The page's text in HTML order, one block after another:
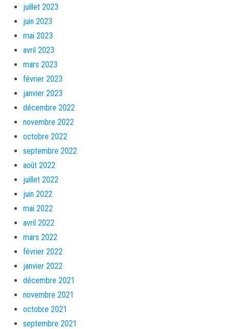
juillet 2023
juin 2023
mai 2023
avril 2023
mars 2023
février 2023
janvier 2023
décembre 2022
novembre 2022
octobre 2022
septembre 2022
août 2022
juillet 2022
juin 2022
mai 2022
avril 2022
mars 2022
février 2022
janvier 2022
décembre 2021
novembre 2021
octobre 2021
septembre 2021